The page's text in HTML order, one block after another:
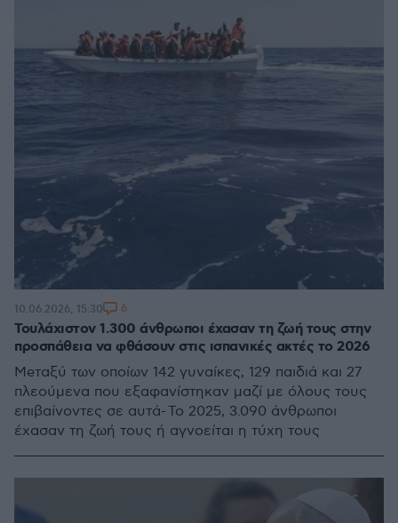
Τουλάχιστον 1.300 άνθρωποι έχασαν τη ζωή τους στην
προσπάθεια να φθάσουν στις ισπανικές ακτές το 2026
Meταξύ των οποίων 142 γυναίκες, 129 παιδιά και 27
πλεούμενα που εξαφανίστηκαν μαζί με όλους τους
επιβαίνοντες σε αυτά- Το 2025, 3.090 άνθρωποι
έχασαν τη ζωή τους ή αγνοείται η τύχη τους
10.06.2026, 15:30 6